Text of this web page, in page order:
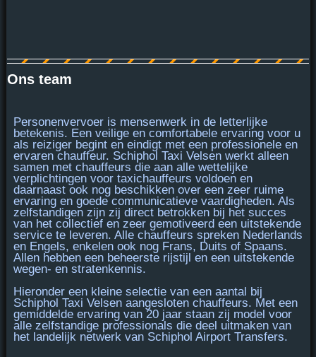
Ons team
Personenvervoer is mensenwerkin de letterlijke
betekenis. Een veilige en comfortabele ervaring voor u
als reiziger begint en eindigt met een professionele en
ervaren chauffeur. Schiphol Taxi Velsen werkt alleen
samen met chauffeurs die aan alle wettelijke
verplichtingen voor taxichauffeurs voldoenen
daarnaast ook nog beschikken over een zeer ruime
ervaringen goede communicatieve vaardigheden. Als
zelfstandigen zijn zij direct betrokken bij het succes
van het collectief en zeer gemotiveerd een uitstekende
service te leveren. Alle chauffeurs spreken Nederlands
en Engels, enkelen ook nog Frans, Duits of Spaans.
Allen hebben een beheerste rijstijl en een uitstekende
wegen- en stratenkennis.
Hieronder een kleine selectie van een aantal bij
Schiphol Taxi Velsen aangesloten chauffeurs. Met een
gemiddelde ervaring van 20 jaar staan zij model voor
alle zelfstandige professionals die deel uitmaken van
het landelijk netwerk van Schiphol Airport Transfers.